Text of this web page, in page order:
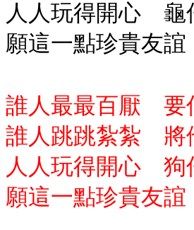
人人玩得開心 龜
願這一點珍貴友
誰人最最百厭 要
誰人跳跳紮紮 將
人人玩得開心 狗
願這一點珍貴友